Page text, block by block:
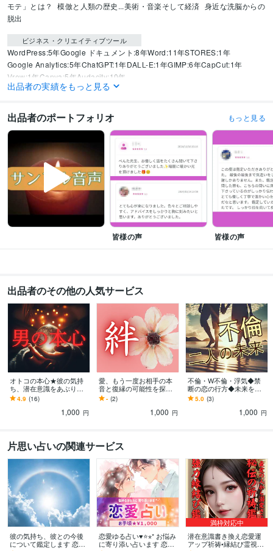
モテ」とは？
模倣と人類の歴史...美術・音楽そして経済 身近な洗脳からの
脱出
ビジネス・クリエイティブツール
WordPress:5年Google ドキュメント:8年Word:11年STORES:1年
Google Analytics:5年ChatGPT:1年DALL-E:1年GIMP:6年CapCut:1年
Vrew:1年Canva:5年Audacity:10年
占い タロット
聴 アドバイス タロットカウンセリング
不倫 片思い スピリチュアル
仕事
あの人の気持ち
人生
悩み相談・カウンセリング 恋愛・不倫・DV・HSP・人生・仕事
恋愛 人生 結婚 仕事 家族関係 人間関係 夫婦 片思い
毒親
親子関係
語学力
日常会話レベル
出品者の実績をもっと見る
出品者のポートフォリオ もっと見る
皆様の声 皆様の声
出品者のその他の人気サービス
オトコの本心★彼の気持
ち、潜在意識をあぶり出
します 男性心理は解らな
くて当たり前！男性占い
師だけがわかる男の真実
4.9 (16)
1,000 円
愛、もう一度お相手の本
音と復縁の可能性を探り
ます 音信不通♦LINEブロ
ック♦連絡取りたいけど勇
- (2)
1,000 円
不倫・W不倫・浮気◆禁
断の恋の行方◆未来を読
みます あの人の本心は？
これからどうすればい
い？これからどうなる
5.0 (3)
1,000 円
片思い占いの関連サービス
彼の気持ち、彼との今後
について鑑定します 恋愛
恋愛ゆる占い♥️⭐️⋆* お悩み
に寄り添い占います 恋￤
満枠対応中
潜在意識書き換え恋愛運
アップ祈祷•縁結び霊視し